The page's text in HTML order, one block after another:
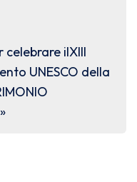
ilXIII
UNESCO della